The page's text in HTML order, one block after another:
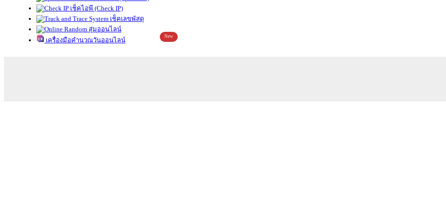
เช็คไอพี (Check IP)
เช็คเลขพัสดุ
สุ่มออนไลน์
เครื่องมือคำนวณวันออนไลน์
New